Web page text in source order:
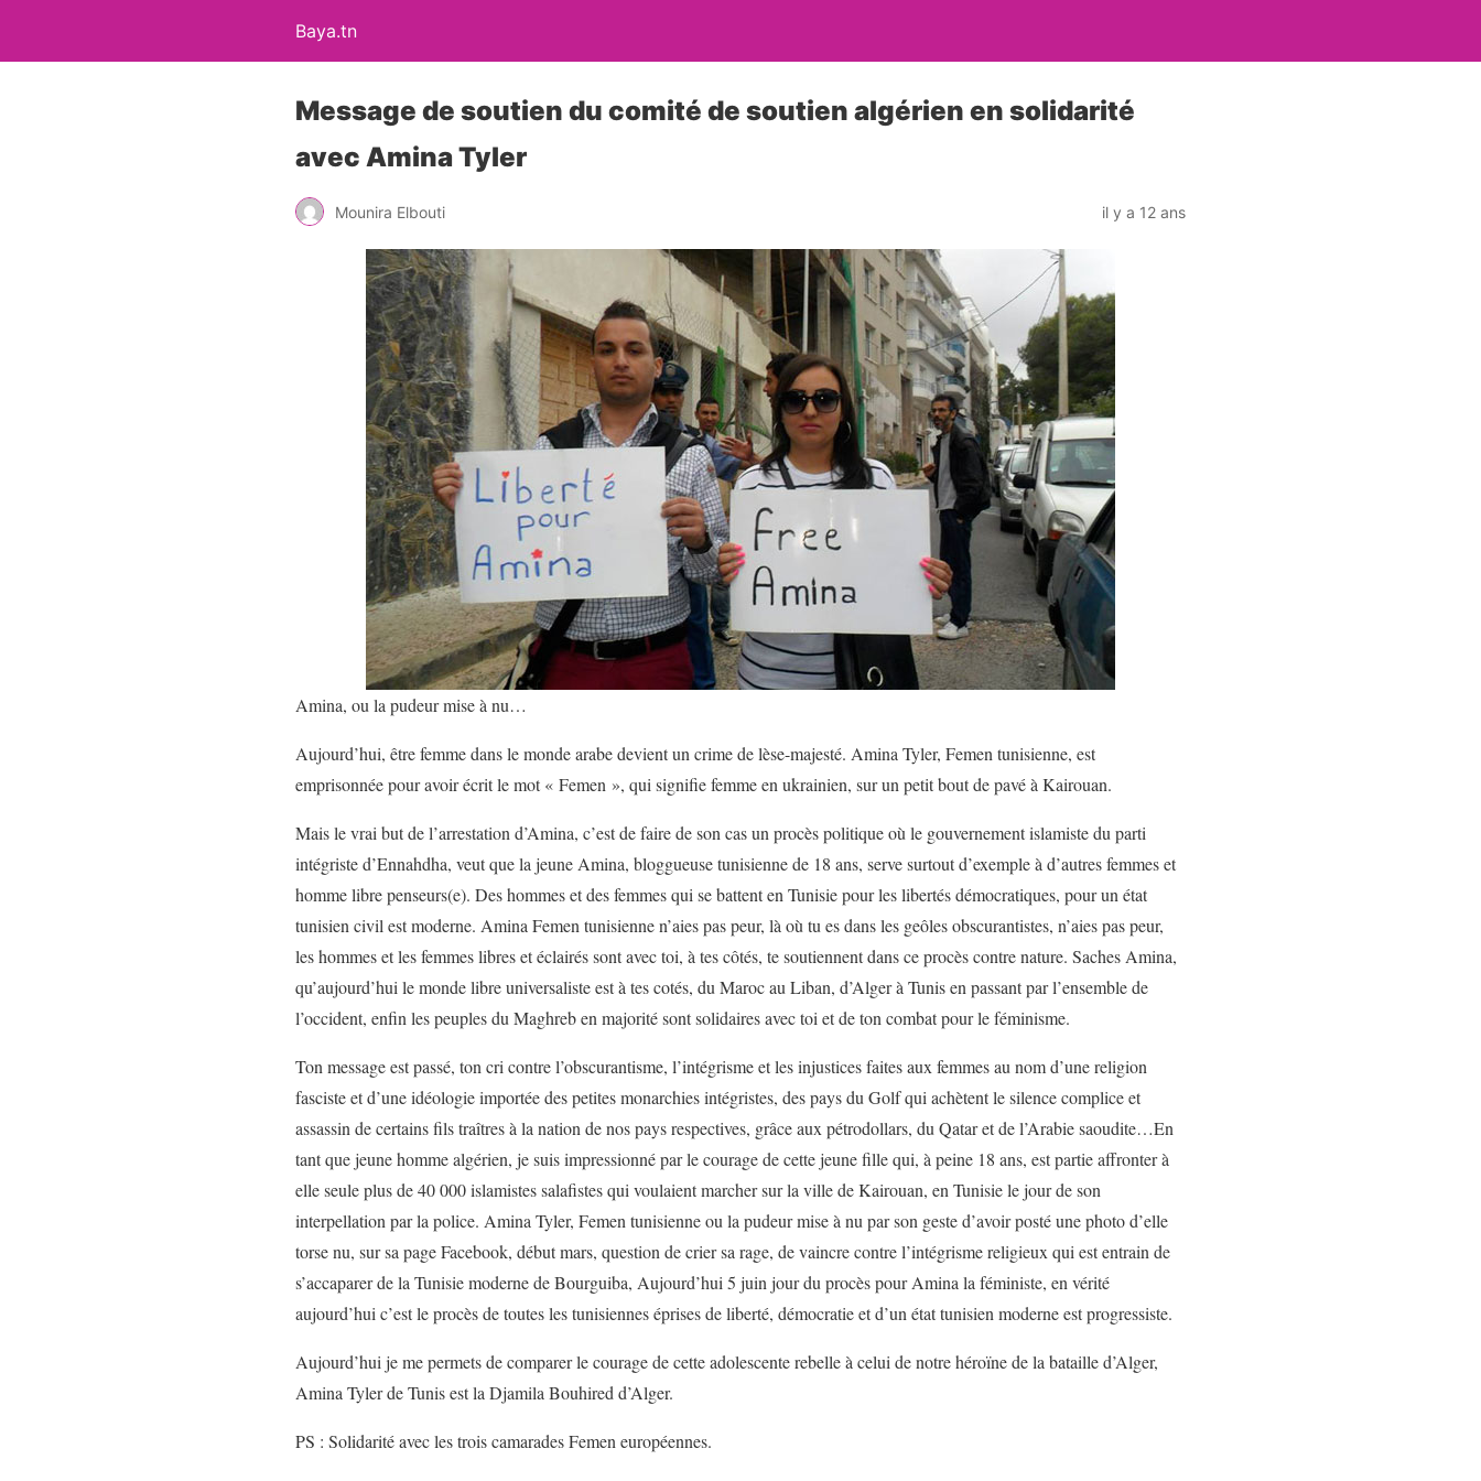
Baya.tn
Message de soutien du comité de soutien algérien en solidarité
avec Amina Tyler
Mounira Elbouti il y a 12 ans
Amina, ou la pudeur mise à nu…
Aujourd’hui, être femme dans le monde arabe devient un crime de lèse-majesté. Amina Tyler, Femen tunisienne, est
emprisonnée pour avoir écrit le mot « Femen », qui signifie femme en ukrainien, sur un petit bout de pavé à Kairouan.
Mais le vrai but de l’arrestation d’Amina, c’est de faire de son cas un procès politique où le gouvernement islamiste du parti
intégriste d’Ennahdha, veut que la jeune Amina, bloggueuse tunisienne de 18 ans, serve surtout d’exemple à d’autres femmes et
homme libre penseurs(e). Des hommes et des femmes qui se battent en Tunisie pour les libertés démocratiques, pour un état
tunisien civil est moderne. Amina Femen tunisienne n’aies pas peur, là où tu es dans les geôles obscurantistes, n’aies pas peur,
les hommes et les femmes libres et éclairés sont avec toi, à tes côtés, te soutiennent dans ce procès contre nature. Saches Amina,
qu’aujourd’hui le monde libre universaliste est à tes cotés, du Maroc au Liban, d’Alger à Tunis en passant par l’ensemble de
l’occident, enfin les peuples du Maghreb en majorité sont solidaires avec toi et de ton combat pour le féminisme.
Ton message est passé, ton cri contre l’obscurantisme, l’intégrisme et les injustices faites aux femmes au nom d’une religion
fasciste et d’une idéologie importée des petites monarchies intégristes, des pays du Golf qui achètent le silence complice et
assassin de certains fils traîtres à la nation de nos pays respectives, grâce aux pétrodollars, du Qatar et de l’Arabie saoudite…En
tant que jeune homme algérien, je suis impressionné par le courage de cette jeune fille qui, à peine 18 ans, est partie affronter à
elle seule plus de 40 000 islamistes salafistes qui voulaient marcher sur la ville de Kairouan, en Tunisie le jour de son
interpellation par la police. Amina Tyler, Femen tunisienne ou la pudeur mise à nu par son geste d’avoir posté une photo d’elle
torse nu, sur sa page Facebook, début mars, question de crier sa rage, de vaincre contre l’intégrisme religieux qui est entrain de
s’accaparer de la Tunisie moderne de Bourguiba, Aujourd’hui 5 juin jour du procès pour Amina la féministe, en vérité
aujourd’hui c’est le procès de toutes les tunisiennes éprises de liberté, démocratie et d’un état tunisien moderne est progressiste.
Aujourd’hui je me permets de comparer le courage de cette adolescente rebelle à celui de notre héroïne de la bataille d’Alger,
Amina Tyler de Tunis est la Djamila Bouhired d’Alger.
PS : Solidarité avec les trois camarades Femen européennes.